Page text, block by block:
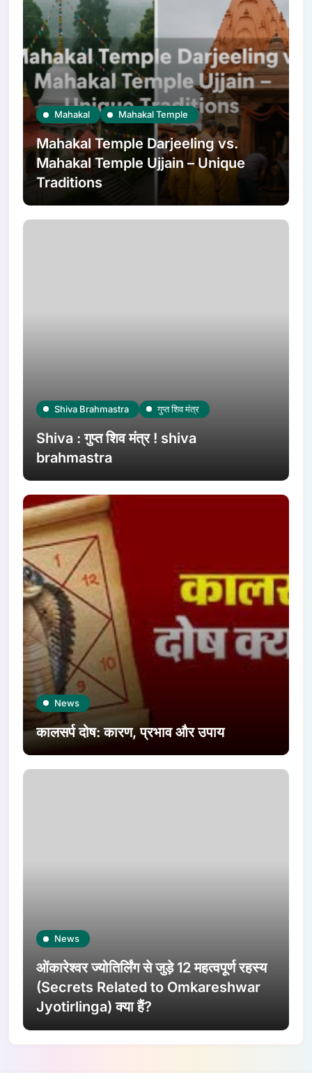
Mahakal Mahakal Temple
Mahakal Temple Darjeeling vs.
Mahakal Temple Ujjain – Unique
Traditions
Shiva Brahmastra गुप्त शिव मंत्र
Shiva : गुप्त शिव मंत्र ! shiva
brahmastra
News
कालसर्प दोष: कारण, प्रभाव और उपाय
News
ओंकारेश्वर ज्योतिर्लिंग से जुड़े 12 महत्वपूर्ण रहस्य
(Secrets Related to Omkareshwar
Jyotirlinga) क्या हैं?